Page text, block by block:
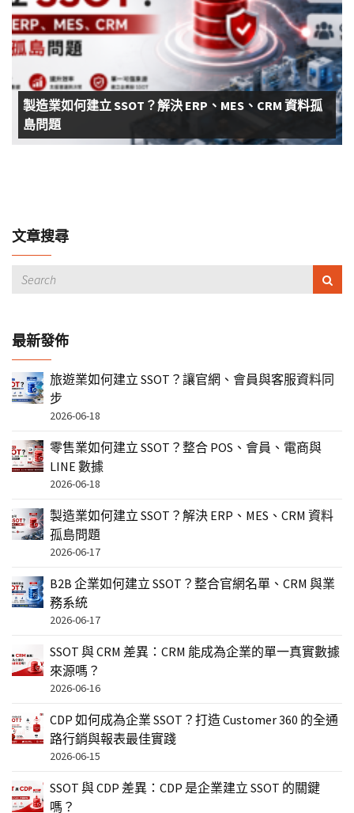
製造業如何建立 SSOT？解決 ERP、MES、CRM 資料孤
島問題
文章搜尋
最新發佈
旅遊業如何建立 SSOT？讓官網、會員與客服資料同
步
2026-06-18
零售業如何建立 SSOT？整合 POS、會員、電商與
LINE 數據
2026-06-18
製造業如何建立 SSOT？解決 ERP、MES、CRM 資料
孤島問題
2026-06-17
B2B 企業如何建立 SSOT？整合官網名單、CRM 與業
務系統
2026-06-17
SSOT 與 CRM 差異：CRM 能成為企業的單一真實數據
來源嗎？
2026-06-16
CDP 如何成為企業 SSOT？打造 Customer 360 的全通
路行銷與報表最佳實踐
2026-06-15
SSOT 與 CDP 差異：CDP 是企業建立 SSOT 的關鍵
嗎？